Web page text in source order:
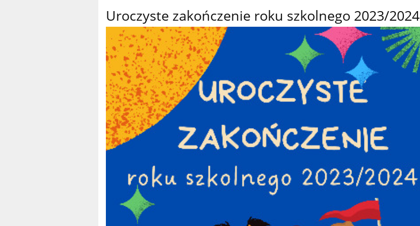
Uroczyste zakończenie roku szkolnego 2023/2024